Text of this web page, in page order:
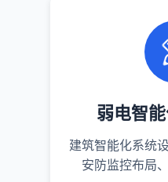
弱电智
建筑智能化系统
安防监控布局